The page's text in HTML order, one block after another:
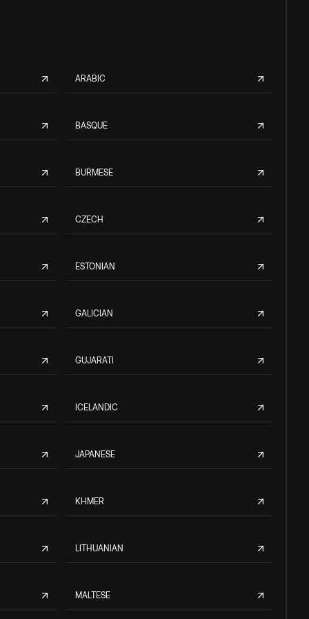
ARABIC
BASQUE
BURMESE
CZECH
ESTONIAN
GALICIAN
GUJARATI
ICELANDIC
JAPANESE
KHMER
LITHUANIAN
MALTESE